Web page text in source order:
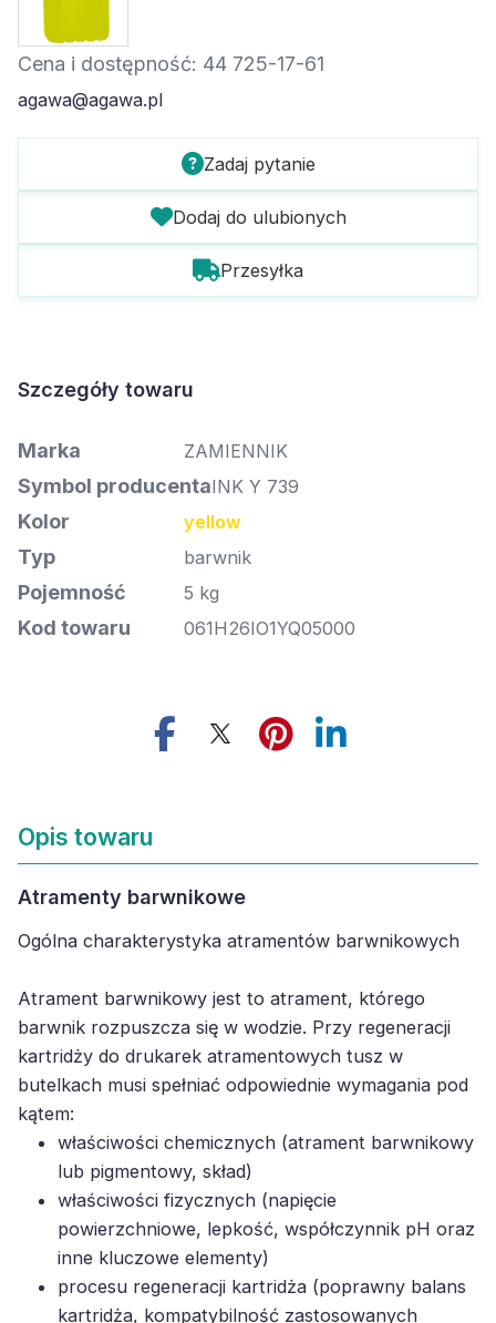
Cena i dostępność: 44 725-17-61
agawa@agawa.pl
Zadaj pytanie
Dodaj do ulubionych
Przesyłka
Szczegóły towaru
Marka ZAMIENNIK
Symbol producentaINK Y 739
Kolor yellow
Typ barwnik
Pojemność 5 kg
Kod towaru 061H26IO1YQ05000
Opis towaru
Atramenty barwnikowe
Ogólna charakterystyka atramentów barwnikowych
Atrament barwnikowy jest to atrament, którego
barwnik rozpuszcza się w wodzie. Przy regeneracji
kartridży do drukarek atramentowych tusz w
butelkach musi spełniać odpowiednie wymagania pod
kątem:
właściwości chemicznych (atrament barwnikowy
lub pigmentowy, skład)
właściwości fizycznych (napięcie
powierzchniowe, lepkość, współczynnik pH oraz
inne kluczowe elementy)
procesu regeneracji kartridża (poprawny balans
kartridża, kompatybilność zastosowanych